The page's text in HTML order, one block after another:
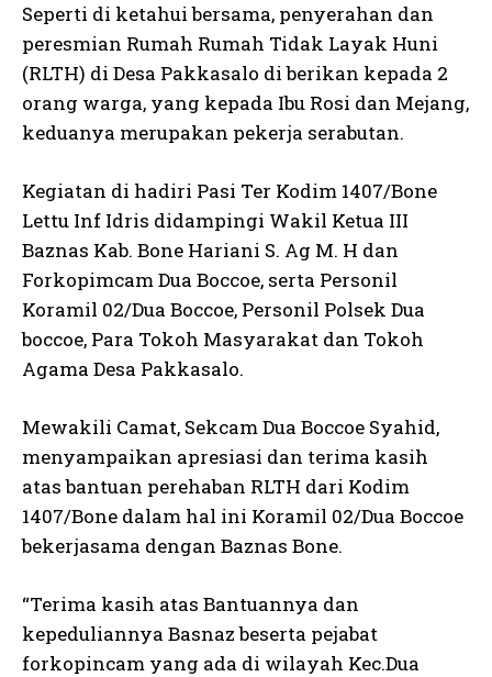
Seperti di ketahui bersama, penyerahan dan
peresmian Rumah Rumah Tidak Layak Huni
(RLTH) di Desa Pakkasalo di berikan kepada 2
orang warga, yang kepada Ibu Rosi dan Mejang,
keduanya merupakan pekerja serabutan.
Kegiatan di hadiri Pasi Ter Kodim 1407/Bone
Lettu Inf Idris didampingi Wakil Ketua III
Baznas Kab. Bone Hariani S. Ag M. H dan
Forkopimcam Dua Boccoe, serta Personil
Koramil 02/Dua Boccoe, Personil Polsek Dua
boccoe, Para Tokoh Masyarakat dan Tokoh
Agama Desa Pakkasalo.
Mewakili Camat, Sekcam Dua Boccoe Syahid,
menyampaikan apresiasi dan terima kasih
atas bantuan perehaban RLTH dari Kodim
1407/Bone dalam hal ini Koramil 02/Dua Boccoe
bekerjasama dengan Baznas Bone.
“Terima kasih atas Bantuannya dan
kepeduliannya Basnaz beserta pejabat
forkopincam yang ada di wilayah Kec.Dua